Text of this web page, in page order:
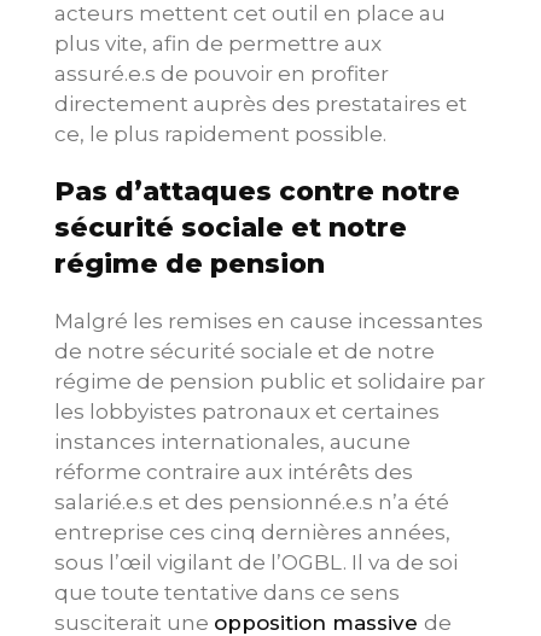
acteurs mettent cet outil en place au
plus vite, afin de permettre aux
assuré.e.s de pouvoir en profiter
directement auprès des prestataires et
ce, le plus rapidement possible.
Pas d’attaques contre notre
sécurité sociale et notre
régime de pension
Malgré les remises en cause incessantes
de notre sécurité sociale et de notre
régime de pension public et solidaire par
les lobbyistes patronaux et certaines
instances internationales, aucune
réforme contraire aux intérêts des
salarié.e.s et des pensionné.e.s n’a été
entreprise ces cinq dernières années,
sous l’œil vigilant de l’OGBL. Il va de soi
que toute tentative dans ce sens
susciterait une opposition massive de